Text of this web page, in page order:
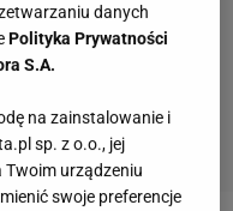
danych
Polityka Prywatności
S.A.
na zainstalowanie i
sp. z o.o., jej
Twoim urządzeniu
swoje preferencje